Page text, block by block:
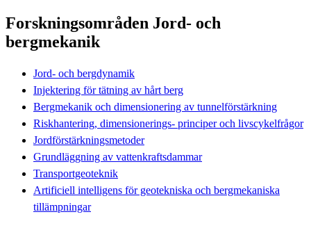
Forskningsområden Jord- och
bergmekanik
Jord- och bergdynamik
Injektering för tätning av hårt berg
Bergmekanik och dimensionering av tunnelförstärkning
Riskhantering, dimensionerings- principer och livscykelfrågor
Jordförstärkningsmetoder
Grundläggning av vattenkraftsdammar
Transportgeoteknik
Artificiell intelligens för geotekniska och bergmekaniska
tillämpningar